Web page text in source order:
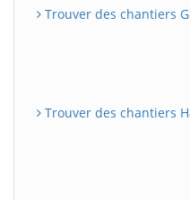
Trouver des chantiers
Trouver des chantiers